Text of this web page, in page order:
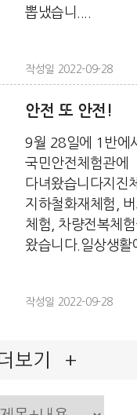
뽑냈습니....
작성일 2022-09-28
안전 또 안전!
9월 28일에 1반에
국민안전체험관에
다녀왔습니다지진
지하철화재체험,
체험, 차량전복체
왔습니다.일상생활
작성일 2022-09-28
보기 +